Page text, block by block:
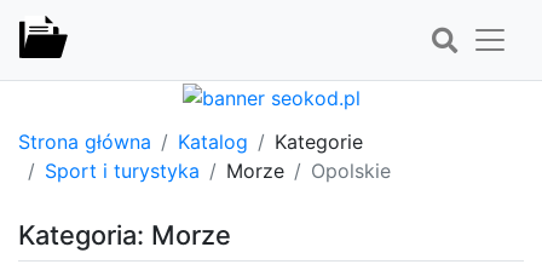
Strona główna Katalog
Kategorie
Sport i turystyka
Morze Opolskie
Kategoria: Morze